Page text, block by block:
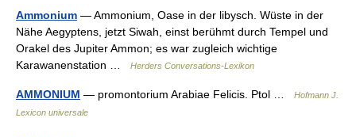
Ammonium — Ammonium, Oase in der libysch. Wüste in der
Nähe Aegyptens, jetzt Siwah, einst berühmt durch Tempel und
Orakel des Jupiter Ammon; es war zugleich wichtige
Karawanenstation …
Herders Conversations-Lexikon
AMMONIUM — promontorium Arabiae Felicis. Ptol …
Hofmann J.
Lexicon universale